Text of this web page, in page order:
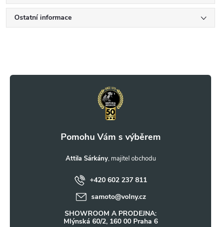
Ostatní informace
Attila Sárkány
+420 602 237 811
samoto@volny.cz
SHOWROOM A PRODEJNA:
Mlýnská 60/2, 160 00 Praha 6